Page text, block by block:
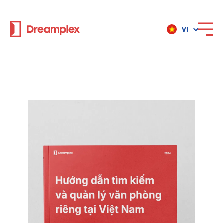
VI
Địa điểm
Về Dreamplex
Dreamplex Private Trần Quốc Toản